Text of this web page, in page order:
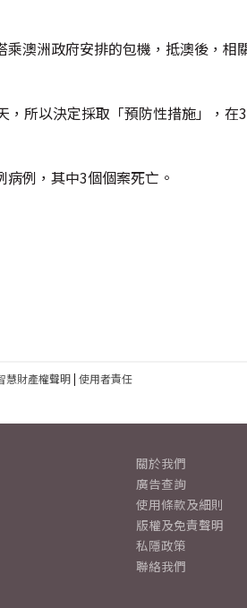
澳洲政府安排的包機，抵澳後，相
所以決定採取「預防性措施」，在
例，其中3個個案死亡。
慧財產權聲明| 使用者責任
關於我們
廣告查詢
使用條款及細則
版權及免責聲明
私隱政策
聯絡我們